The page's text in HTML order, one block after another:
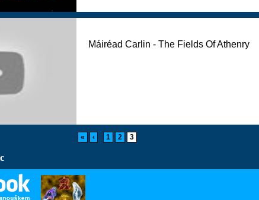
Máiréad Carlin - The Fields Of Athenry
« ‹ 1 2 3